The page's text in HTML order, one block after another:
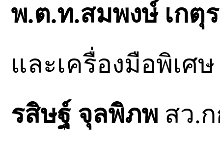
พ.ต.ท.สมพงษ์ เกตุ
และเครื่องมือพิเศ
รสิษฐ์ จุลพิภพ สว.